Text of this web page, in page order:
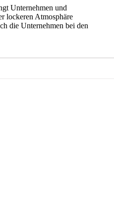
Unternehmen und
lockeren Atmosphäre
die Unternehmen bei den